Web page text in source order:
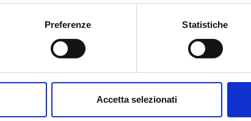
anche:
sulla tua posizione geografica, con un'approssimazione
in qualsiasi momento dalla Dichiarazione sui cookie.
Preferenze Statistiche
Accetta selezionati